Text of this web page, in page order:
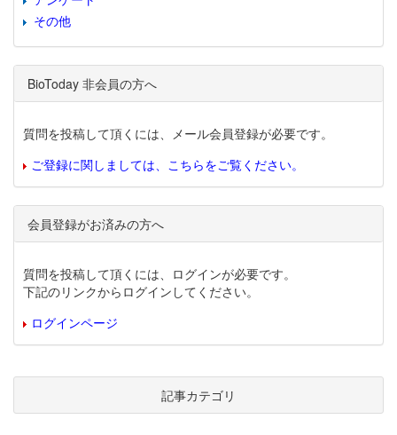
その他
BioToday 非会員の方へ
質問を投稿して頂くには、メール会員登録が必要です。
ご登録に関しましては、こちらをご覧ください。
会員登録がお済みの方へ
質問を投稿して頂くには、ログインが必要です。
下記のリンクからログインしてください。
ログインページ
記事カテゴリ